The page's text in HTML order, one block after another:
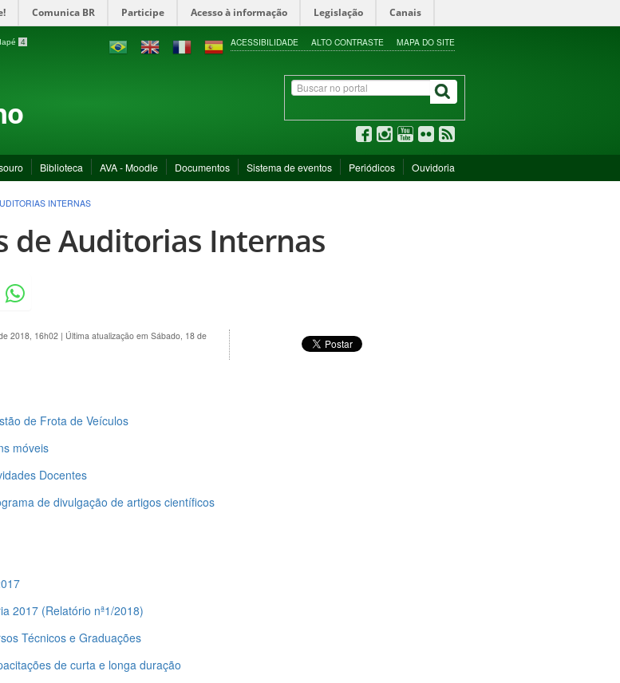
Comunica BR Participe Acesso à informação Legislação Canais
4 ACESSIBILIDADE ALTO CONTRASTE MAPA DO SITE
Biblioteca AVA - Moodle Documentos Sistema de eventos Periódicos Ouvidoria
INTERNAS
de Auditorias Internas
2018, 16h02 | Última atualização em Sábado, 18 de
de Frota de Veículos
móveis
Docentes
de divulgação de artigos científicos
2017 (Relatório nª1/2018)
Técnicos e Graduações
de curta e longa duração